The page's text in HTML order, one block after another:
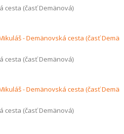
cesta (časť Demänová)
cesta (časť Demänová)
cesta (časť Demänová)